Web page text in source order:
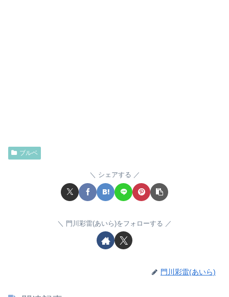
ブルベ
シェアする
門川彩雷(あいら)をフォローする
門川彩雷(あいら)